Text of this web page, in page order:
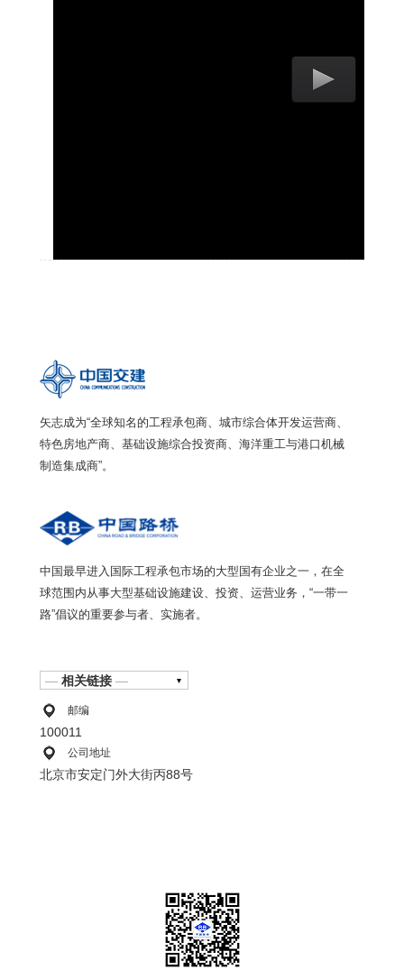
矢志成为“全球知名的工程承包商、城市综合体开发运营商、
特色房地产商、基础设施综合投资商、海洋重工与港口机械
制造集成商”。
中国最早进入国际工程承包市场的大型国有企业之一，在全
球范围内从事大型基础设施建设、投资、运营业务，“一带一
路”倡议的重要参与者、实施者。
— 相关链接 —
邮编
100011
公司地址
北京市安定门外大街丙88号